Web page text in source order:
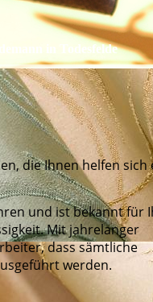
in Todesfelde
die Ihnen helfen
und ist bekannt für
Mit jahrelanger
dass sämtliche
werden.